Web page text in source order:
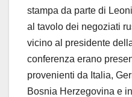
stampa da parte di
al tavolo dei negoziati
vicino al presidente
conferenza erano
provenienti da Italia,
Bosnia Herzegovina e